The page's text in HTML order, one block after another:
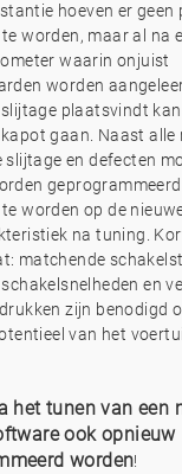
hoeven er geen
worden, maar al na
waarin onjuist
worden
plaatsvindt
gaan. Naast alle
en defecten
worden op de
na tuning.
matchende
en
zijn benodigd
van het
het tunen van een
ook opnieuw
worden!